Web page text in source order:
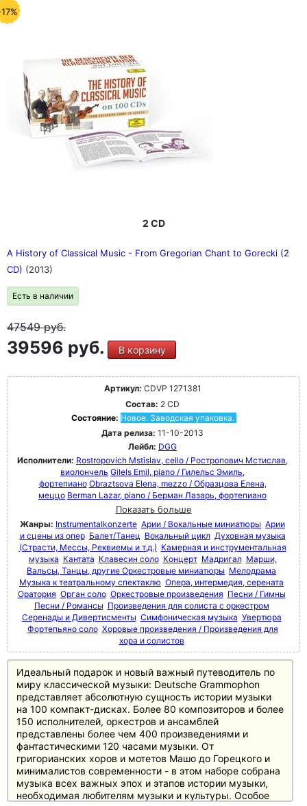
2 CD
A History of Classical Music - From Gregorian Chant to Gorecki (2
CD) (2013)
Есть в наличии
47549руб.
39596 руб. В корзину
Артикул: CDVP 1271381
Состав: 2 CD
Состояние: Новое. Заводская упаковка.
Дата релиза: 11-10-2013
Лейбл: DGG
Исполнители: Rostropovich Mstislav, cello / Ростропович Мстислав,
виолончель Gilels Emil, piano / Гилельс Эмиль,
фортепиано Obraztsova Elena, mezzo / Образцова Елена,
меццо Berman Lazar, piano / Берман Лазарь, фортепиано
Показать больше
Жанры: Instrumentalkonzerte Арии / Вокальные миниатюры Арии
и сцены из опер Балет/Танец Вокальный цикл Духовная музыка
(Страсти, Мессы, Реквиемы и т.д.) Камерная и инструментальная
музыка Кантата Клавесин соло Концерт Мадригал Марши,
Вальсы, Танцы, другие Оркестровые миниатюры Мелодрама
Музыка к театральному спектаклю Опера, интермедия, серената
Оратория Орган соло Оркестровые произведения Песни / Гимны
Песни / Романсы Произведения для солиста с оркестром
Серенады и Дивертисменты Симфоническая музыка Увертюра
Фортепьяно соло Хоровые произведения / Произведения для
хора и солистов
Идеальный подарок и новый важный путеводитель по
миру классической музыки: Deutsche Grammophon
представляет абсолютную сущность истории музыки
на 100 компакт-дисках. Более 80 композиторов и более
150 исполнителей, оркестров и ансамблей
представлены более чем 400 произведениями и
фантастическими 120 часами музыки. От
григорианских хоров и мотетов Машо до Горецкого и
минималистов современности - в этом наборе собрана
музыка всех важных эпох и этапов истории музыки,
необходимая любителям музыки и культуры. Особое